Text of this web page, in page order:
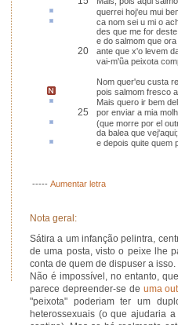
querrei hoj'eu mui
ca nom sei u mi o
des que me for
e do salmom que ora
20
ante que x'o levem
vai-m'ũa peixota
Nom quer'eu custa
pois salmom fresco
Mais quero ir bem del
25
por enviar a mia
(que morre por el
da balea que vej'aqui;
e depois quite quem
----- Aumentar letra
Nota geral:
Sátira a um infanção pelintra,
de uma posta, visto o peixe lhe
conta de quem de dispuser a isso.
Não é impossível, no entanto,
parece depreender-se de uma
"peixota" poderiam ter um
heterossexuais (o que ajudaria